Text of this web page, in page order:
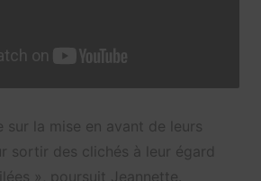
sur la mise en avant de leurs
sortir des clichés à leur égard
», poursuit Jeannette.